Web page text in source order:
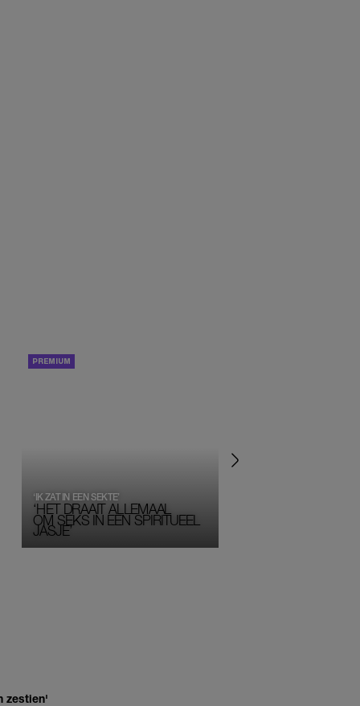
‘HET DRAAIT ALLEMAAL
OM SEKS IN EEN SPIRITUEEL
JASJE’
‘IK ZAT IN EEN SEKTE’
zestien'